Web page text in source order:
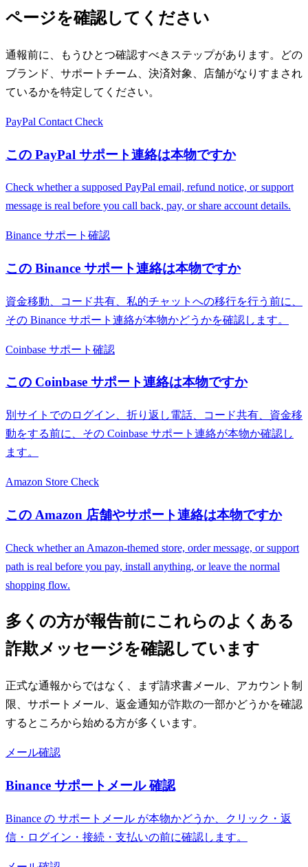
ページを確認してください
通報前に、もうひとつ確認すべきステップがあります。どの
ブランド、サポートチーム、決済対象、店舗がなりすまされ
ているかを特定してください。
PayPal Contact Check
この PayPal サポート連絡は本物ですか
Check whether a supposed PayPal email, refund notice, or support
message is real before you call back, pay, or share account details.
Binance サポート確認
この Binance サポート連絡は本物ですか
資金移動、コード共有、私的チャットへの移行を行う前に、
その Binance サポート連絡が本物かどうかを確認します。
Coinbase サポート確認
この Coinbase サポート連絡は本物ですか
別サイトでのログイン、折り返し電話、コード共有、資金移
動をする前に、その Coinbase サポート連絡が本物か確認し
ます。
Amazon Store Check
この Amazon 店舗やサポート連絡は本物ですか
Check whether an Amazon-themed store, order message, or support
path is real before you pay, install anything, or leave the normal
shopping flow.
多くの方が報告前にこれらのよくある
詐欺メッセージを確認しています
正式な通報からではなく、まず請求書メール、アカウント制
限、サポートメール、返金通知が詐欺の一部かどうかを確認
するところから始める方が多くいます。
メール確認
Binance サポートメール 確認
Binance の サポートメール が本物かどうか、クリック・返
信・ログイン・接続・支払いの前に確認します。